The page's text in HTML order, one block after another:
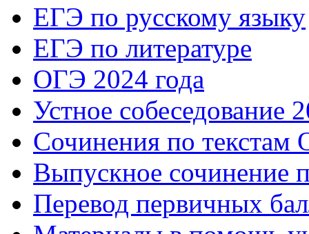
ЕГЭ по русскому языку
ЕГЭ по литературе
ОГЭ 2024 года
Устное собеседование
Сочинения по текстам
Выпускное сочинение
Перевод первичных